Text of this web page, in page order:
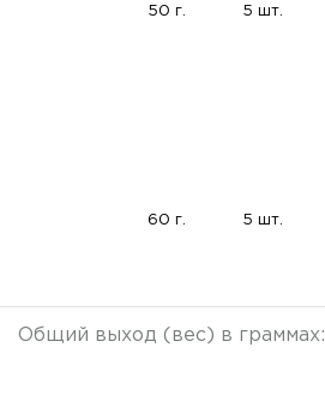
50 г. 5 шт.
60 г. 5 шт.
Общий выход (вес) в граммах: